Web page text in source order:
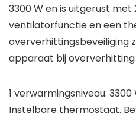
3300 W en is uitgerust
ventilatorfunctie en een
oververhittingsbeveiliging
apparaat bij
1 verwarmingsniveau:
Instelbare thermostaat.